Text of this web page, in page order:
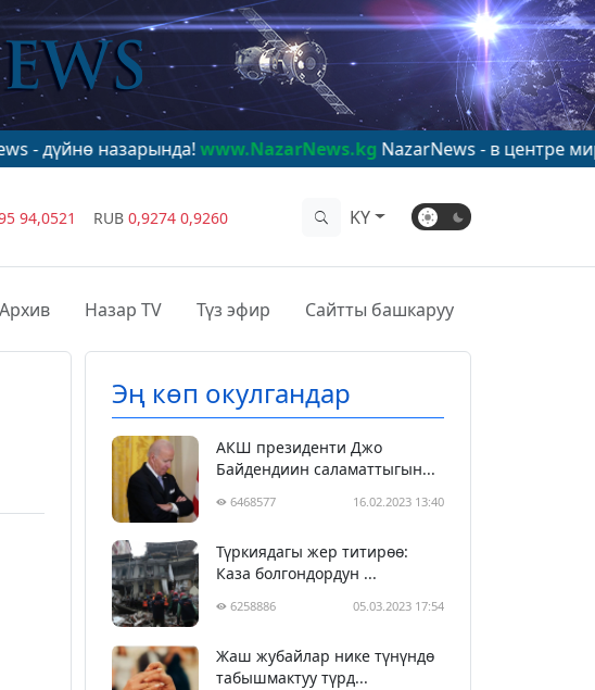
www.NazarNews.kgNazarNews - в центре мирового
94,0521 RUB 0,9274 0,9260 KY
Архив Назар TV Түз эфир Сайтты башкаруу
Эң көп окулгандар
АКШ президенти Джо
Байдендиин саламаттыгын...
6468577 16.02.2023 13:40
Түркиядагы жер титирөө:
Каза болгондордун ...
6258886 05.03.2023 17:54
Жаш жубайлар нике түнүндө
табышмактуу түрд...